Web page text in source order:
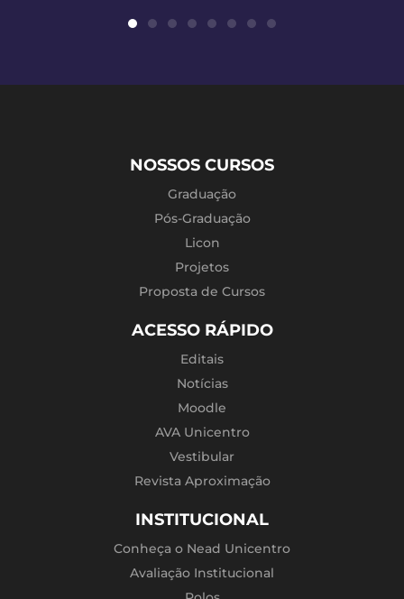
NOSSOS CURSOS
Graduação
Pós-Graduação
Licon
Projetos
Proposta de Cursos
ACESSO RÁPIDO
Editais
Notícias
Moodle
AVA Unicentro
Vestibular
Revista Aproximação
INSTITUCIONAL
Conheça o Nead Unicentro
Avaliação Institucional